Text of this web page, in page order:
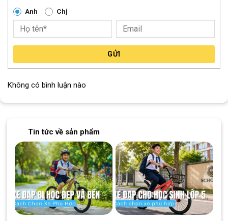
Anh Chị
GỬI
Không có bình luận nào
Tin tức về sản phẩm